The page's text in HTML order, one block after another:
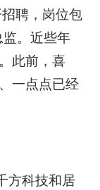
聘，岗位包
。近些年
此前，喜
一点点已经
方科技和居